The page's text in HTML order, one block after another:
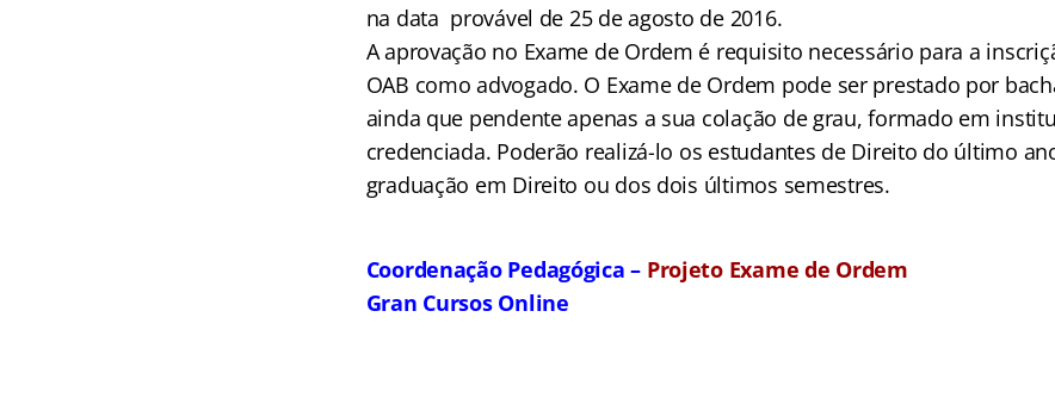
na data provável de 25 de agosto de 2016.
A aprovação no Exame de Ordem é requisito necessário para a
OAB como advogado. O Exame de Ordem pode ser prestado por
ainda que pendente apenas a sua colação de grau, formado em
credenciada. Poderão realizá-lo os estudantes de Direito do último
graduação em Direito ou dos dois últimos semestres.
Coordenação Pedagógica – Projeto Exame de Ordem
Gran Cursos Online